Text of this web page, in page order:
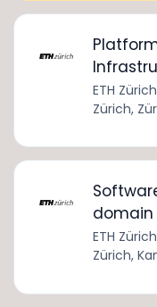
ETH Zürich
Zürich,
domain
ETH Zürich
Zürich,